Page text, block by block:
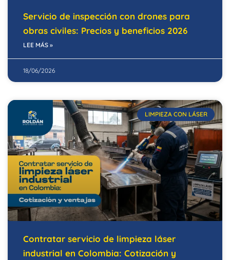
Servicio de inspección con drones para
obras civiles: Precios y beneficios 2026
LEE MÁS »
18/06/2026
LIMPIEZA CON LÁSER
Contratar servicio de limpieza láser
industrial en Colombia: Cotización y